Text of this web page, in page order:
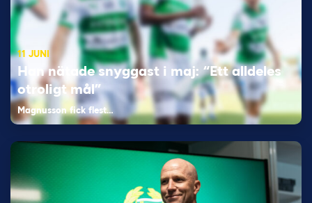
11 JUNI
Han nätade snyggast i maj: “Ett alldeles
otroligt mål”
Magnusson fick flest…